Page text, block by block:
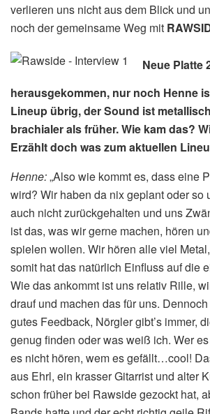
verlieren uns nicht aus dem Blick und
noch der gemeinsame Weg mit
Neue Platte
herausgekommen, nur noch Henne
Lineup übrig, der Sound ist
brachialer als früher. Wie kam das?
Erzählt doch was zum aktuellen
Henne:„Also wie kommt es, dass eine
wird? Wir haben da nix geplant oder so
auch nicht zurückgehalten und uns
ist das, was wir gerne machen, hören
spielen wollen. Wir hören alle viel
somit hat das natürlich Einfluss auf die
Wie das ankommt ist uns relativ Rille,
drauf und machen das für uns.
gutes Feedback, Nörgler gibt’s immer,
genug finden oder was weiß ich. Wer
es nicht hören, wem es gefällt…cool!
aus Ehrl, ein krasser Gitarrist und alter
schon früher bei Rawside gezockt hat,